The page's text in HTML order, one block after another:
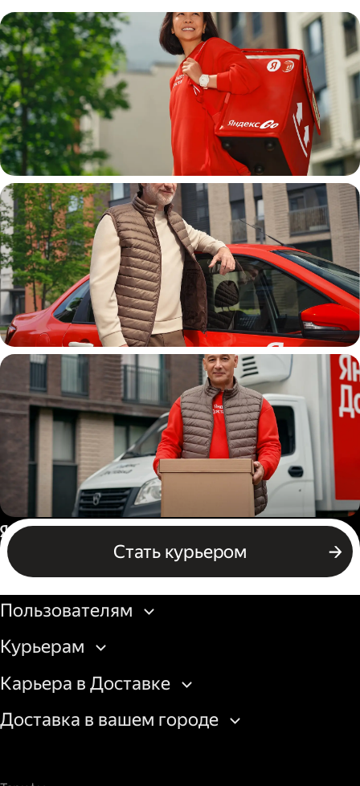
Пеший курьер
Автокурьер
Водитель грузового авто
Стать курьером
Россия
Бизнесу
Пользователям
Курьерам
Карьера в Доставке
Доставка в вашем городе